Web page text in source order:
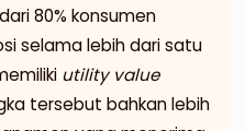
80% konsumen
selama lebih dari satu
utility value
tersebut bahkan lebih